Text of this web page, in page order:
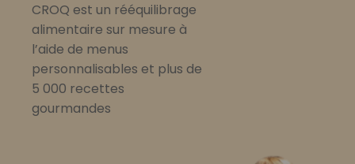
CROQ est un rééquilibrage
alimentaire sur mesure à
l’aide de menus
personnalisables et plus de
5 000 recettes
gourmandes